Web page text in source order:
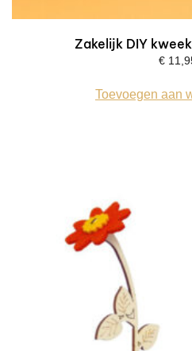
Zakelijk DIY
€
Toevoegen aan